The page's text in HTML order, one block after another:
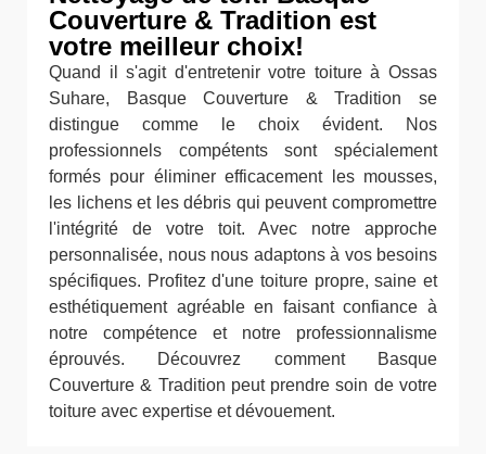
Couverture & Tradition est
votre meilleur choix!
Quand il s'agit d'entretenir votre toiture à Ossas
Suhare, Basque Couverture & Tradition se
distingue comme le choix évident. Nos
professionnels compétents sont spécialement
formés pour éliminer efficacement les mousses,
les lichens et les débris qui peuvent compromettre
l'intégrité de votre toit. Avec notre approche
personnalisée, nous nous adaptons à vos besoins
spécifiques. Profitez d'une toiture propre, saine et
esthétiquement agréable en faisant confiance à
notre compétence et notre professionnalisme
éprouvés. Découvrez comment Basque
Couverture & Tradition peut prendre soin de votre
toiture avec expertise et dévouement.